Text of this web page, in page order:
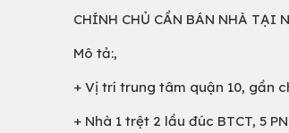
CHÍNH CHỦ CẦN BÁN NHÀ TẠI
Mô tả:,
+ Vị trí trung tâm quận 10, gần
+ Nhà 1 trệt 2 lầu đúc BTCT, 5